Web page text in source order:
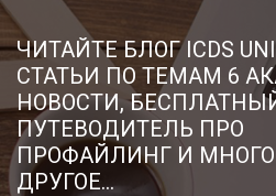
ЧИТАЙТЕ БЛОГ ICDS
CТАТЬИ ПО ТЕМАМ 6
НОВОСТИ,
ПУТЕВОДИТЕЛЬ ПРО
ПРОФАЙЛИНГ И
ДРУГОЕ...